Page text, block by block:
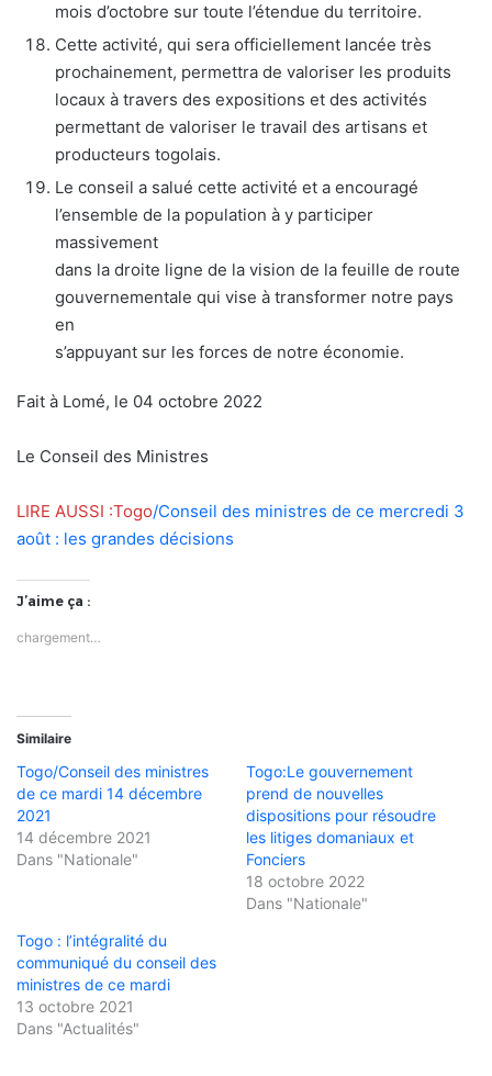
mois d’octobre sur toute l’étendue du territoire.
Cette activité, qui sera officiellement lancée très
prochainement, permettra de valoriser les produits
locaux à travers des expositions et des activités
permettant de valoriser le travail des artisans et
producteurs togolais.
Le conseil a salué cette activité et a encouragé
l’ensemble de la population à y participer
massivement
dans la droite ligne de la vision de la feuille de route
gouvernementale qui vise à transformer notre pays
en
s’appuyant sur les forces de notre économie.
Fait à Lomé, le 04 octobre 2022
Le Conseil des Ministres
LIRE AUSSI :Togo/Conseil des ministres de ce mercredi 3
août : les grandes décisions
J’aime ça :
chargement…
Similaire
Togo/Conseil des ministres
de ce mardi 14 décembre
2021
14 décembre 2021
Dans "Nationale"
Togo:Le gouvernement
prend de nouvelles
dispositions pour résoudre
les litiges domaniaux et
Fonciers
18 octobre 2022
Dans "Nationale"
Togo : l’intégralité du
communiqué du conseil des
ministres de ce mardi
13 octobre 2021
Dans "Actualités"